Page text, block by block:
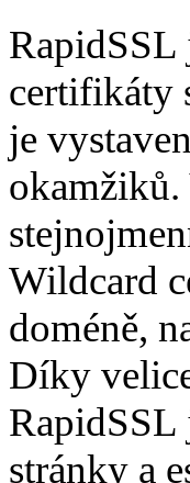
RapidSSL
certifikáty
je
Wildcard
doméně,
Díky
stránky a